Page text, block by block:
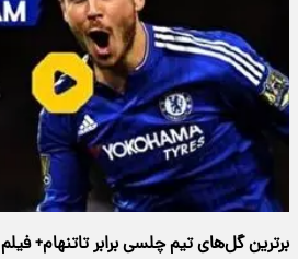
برترین گل‌های تیم چلسی برابر تاتنهام+ فیلم